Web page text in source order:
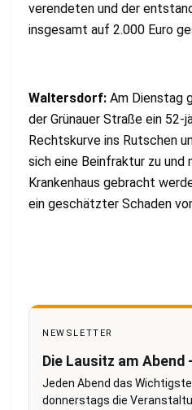
verendeten und der
insgesamt auf 2.000 Euro
Waltersdorf: Am Dienstag
der Grünauer Straße ein 52-
Rechtskurve ins Rutschen
sich eine Beinfraktur zu und
Krankenhaus gebracht
ein geschätzter Schaden
NEWSLETTER
Die Lausitz am Abend
Jeden Abend das
donnerstags die